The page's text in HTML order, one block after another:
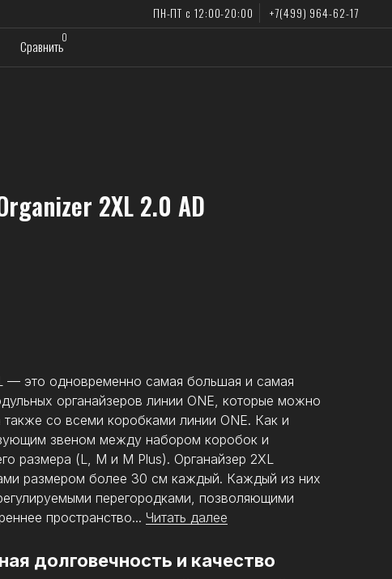
+7(499) 964-62-17
2XL 2.0 AD
— это одновременно самая большая и самая
органайзеров линии ONE, которые можно
со всеми коробками линии ONE. Как и
звеном между набором коробок и
размера (L, M и M Plus). Органайзер 2XL
размером более 30 см каждый. Каждый из них
перегородками, позволяющими
пространство... Читать далее
долговечность и качество